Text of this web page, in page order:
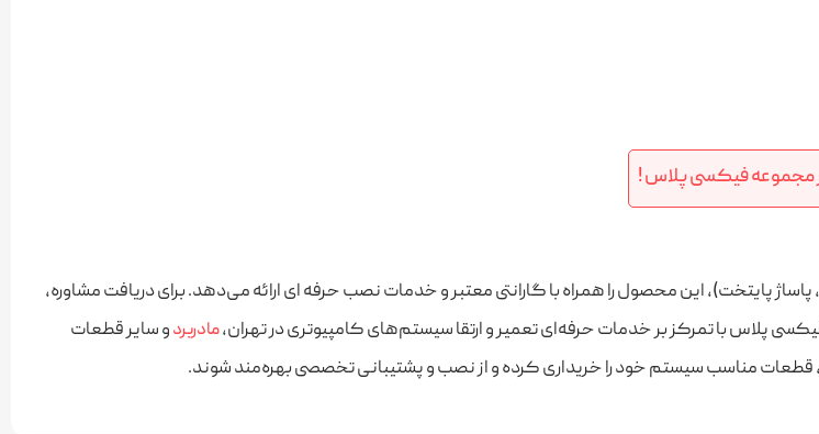
مجموعه فیکسی پلاس !
پاساژ پایتخت)، این محصول را همراه با گارانتی معتبر و خدمات نصب حرفه‌ ای ارائه می‌دهد. برای دریافت مشاوره،
پلاس با تمرکز بر خدمات حرفه‌ای تعمیر و ارتقا سیستم‌های کامپیوتری در تهران،مادربردو سایر قطعات
قطعات مناسب سیستم خود را خریداری کرده و از نصب و پشتیبانی تخصصی بهره‌مند شوند.